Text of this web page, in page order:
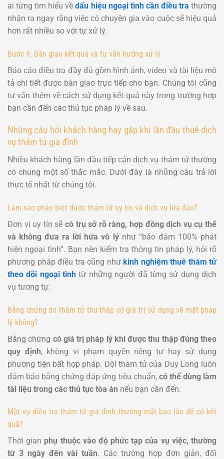
ai từng tìm hiểu vềdấu hiệu ngoại tình cần điều tra thường
nhận ra ngay rằng việc có chuyên gia vào cuộc sẽ hiệu quả
hơn rất nhiều so với tự xử lý.
Bước 4: Bàn giao kết quả và tư vấn hướng xử lý
Báo cáo điều tra đầy đủ gồm hình ảnh, video và tài liệu mô
tả chi tiết được bàn giao trực tiếp cho bạn. Chúng tôi cũng
tư vấn thêm về cách sử dụng kết quả này trong trường hợp
bạn cần đến các thủ tục pháp lý về sau.
Những câu hỏi khách hàng hay gặp khi lần đầu thuê dịch
vụ thám tử gia đình
Nhiều khách hàng lần đầu tiếp cận dịch vụ thám tử thường
có chung một số thắc mắc. Dưới đây là những câu trả lời
thực tế nhất từ chúng tôi.
Làm sao phân biệt được thám tử uy tín và dịch vụ lừa đảo?
Đơn vị uy tín sẽ có trụ sở rõ ràng, hợp đồng dịch vụ cụ thể
và không đưa ra lời hứa vô lýnhư “bảo đảm 100% phát
hiện ngoại tình”. Bạn nên kiểm tra thông tin pháp lý, hỏi rõ
phương pháp điều tra cũng như kinh nghiệm thuê thám tử
theo dõi ngoại tình từ những người đã từng sử dụng dịch
vụ tương tự.
Bằng chứng do thám tử thu thập có giá trị sử dụng về mặt pháp
lý không?
Bằng chứng có giá trị pháp lý khi được thu thập đúng theo
quy định, không vi phạm quyền riêng tư hay sử dụng
phương tiện bất hợp pháp. Đội thám tử của Duy Long luôn
đảm bảo bằng chứng đáp ứng tiêu chuẩn, có thể dùng làm
tài liệu trong các thủ tục tòa án nếu bạn cần đến.
Một vụ điều tra thám tử gia đình thường mất bao lâu để có kết
quả?
Thời gian phụ thuộc vào độ phức tạp của vụ việc, thường
từ 3 ngày đến vài tuần. Các trường hợp đơn giản, đối